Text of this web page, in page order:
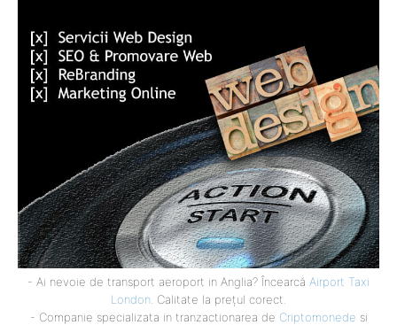
- Ai nevoie de transport aeroport in Anglia? Încearcă Airport Taxi
London . Calitate la prețul corect.
- Companie specializata in tranzactionarea de Criptomonede si